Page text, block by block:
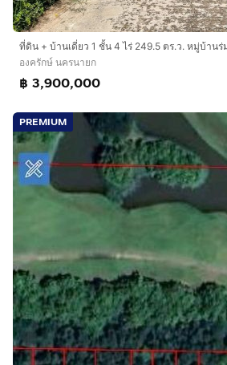
องครักษ์ นครนายก
฿ 3,900,000
PREMIUM